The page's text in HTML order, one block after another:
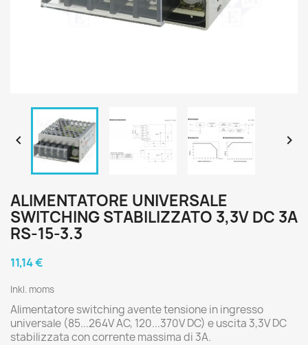
 
ALIMENTATORE UNIVERSALE
SWITCHING STABILIZZATO 3,3V DC 3A
RS-15-3.3
11,14 €
Inkl. moms
Alimentatore switching avente tensione in ingresso
universale (85...264V AC, 120...370V DC) e uscita 3,3V DC
stabilizzata con corrente massima di 3A.